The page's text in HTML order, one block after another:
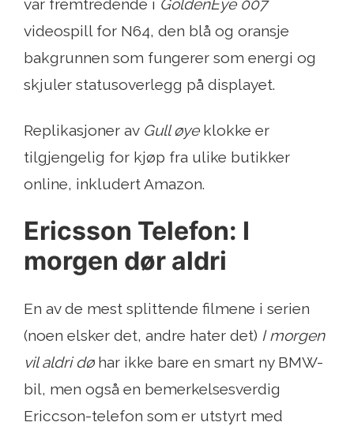
var fremtredende i GoldenEye 007
videospill for N64, den blå og oransje
bakgrunnen som fungerer som energi og
skjuler statusoverlegg på displayet.
Replikasjoner av Gull øyeklokke er
tilgjengelig for kjøp fra ulike butikker
online, inkludert Amazon.
Ericsson Telefon: I
morgen dør aldri
En av de mest splittende filmene i serien
(noen elsker det, andre hater det) I morgen
vil aldri døhar ikke bare en smart ny BMW-
bil, men også en bemerkelsesverdig
Ericcson-telefon som er utstyrt med